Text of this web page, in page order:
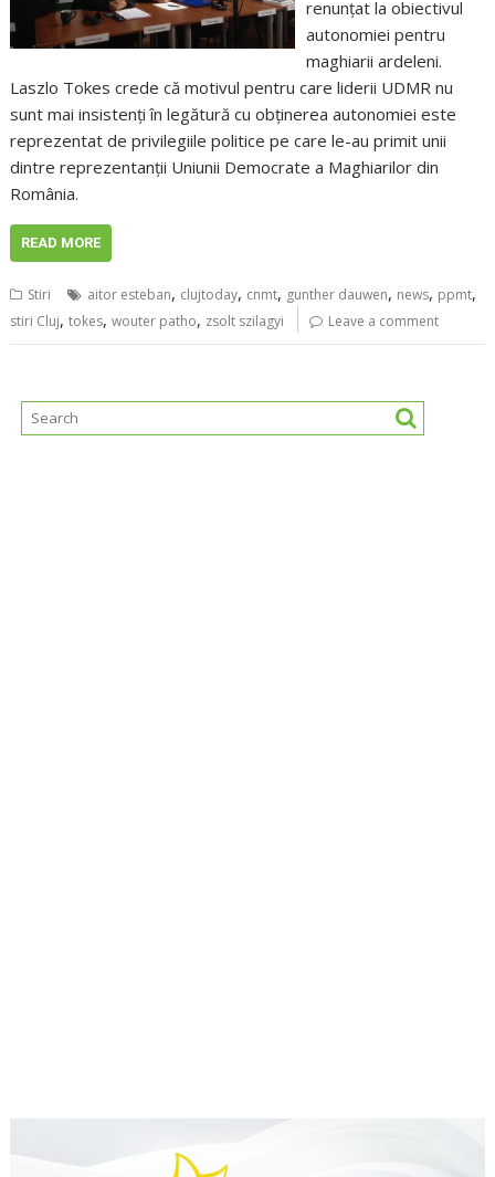
renunţat la obiectivul
autonomiei pentru
maghiarii ardeleni.
Laszlo Tokes crede că motivul pentru care liderii UDMR nu
sunt mai insistenţi în legătură cu obţinerea autonomiei este
reprezentat de privilegiile politice pe care le-au primit unii
dintre reprezentanţii Uniunii Democrate a Maghiarilor din
România.
READ MORE
Stiri aitor esteban, clujtoday, cnmt, gunther dauwen, news, ppmt,
stiri Cluj,tokes,wouter patho, zsolt szilagyi Leave a comment